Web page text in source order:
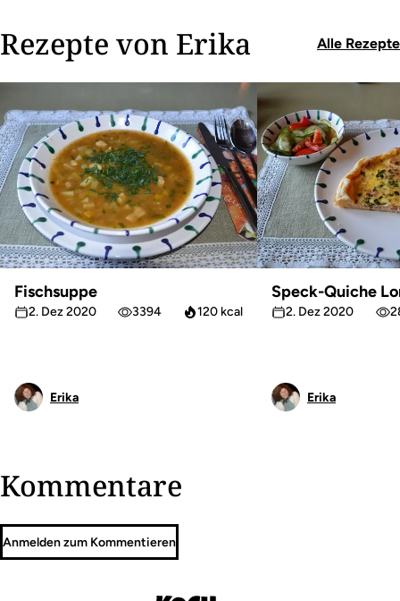
Rezepte von Erika Alle Rezepte
Fischsuppe
2. Dez 2020 3394 120 kcal
Erika
Speck-Quiche
2. Dez 2020
Erika
Kommentare
Anmelden zum Kommentieren